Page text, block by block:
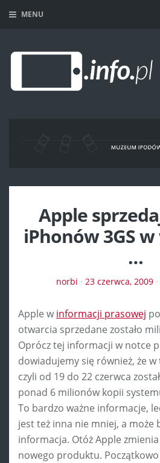
MENU
Apple
iPhonów 3GS
…
norbi · 23 czerwca, 2009·
Apple w informacji prasowej
otwarcia sprzedane zostało
Oprócz tej informacji w notce
dowiadujemy się również, że
czyli od 19 do 22 czerwca
ponad 6 milionów kopii
To bardzo ważne informacje,
jest też inna nie mniej, a może
informacja. Otóż Apple
nowego produktu.